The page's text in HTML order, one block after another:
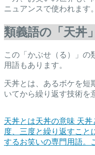
ニュアンスで使われます。
類義語の「天丼」
この「かぶせ（る）」の
用語もあります。
天丼とは、あるボケを短
いてから繰り返す技術を
天丼とは天丼の意味 天
度、三度と繰り返すこと
するお笑いの専門用語。